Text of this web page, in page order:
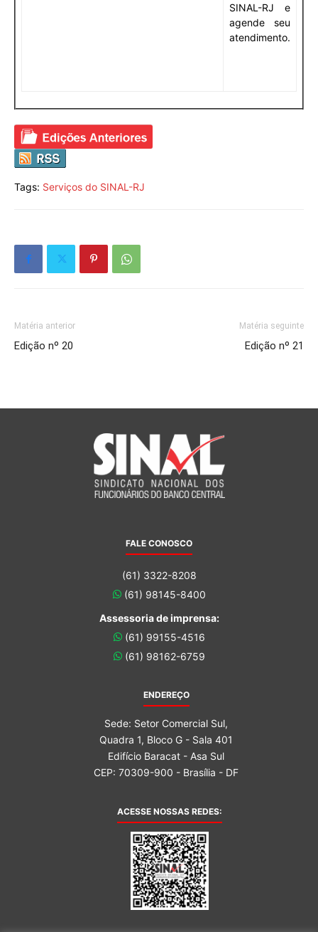
SINAL-RJ e
agende seu
atendimento.
Tags: Serviços do SINAL-RJ
Matéria anterior
Edição nº 20
Matéria seguinte
Edição nº 21
FALE CONOSCO
(61) 3322-8208
(61) 98145-8400
Assessoria de imprensa:
(61) 99155-4516
(61) 98162-6759
ENDEREÇO
Sede: Setor Comercial Sul,
Quadra 1, Bloco G - Sala 401
Edifício Baracat - Asa Sul
CEP: 70309-900 - Brasília - DF
ACESSE NOSSAS REDES: